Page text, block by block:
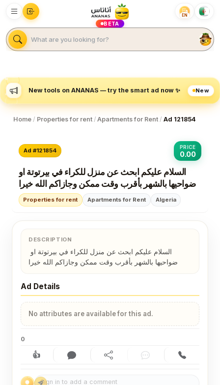
EN
BETA
New tools on ANANAS — try the smart ad now ✨ New
Home / Properties for rent / Apartments for Rent / Ad 121854
Ad #121854
PRICE
0.00
السلام عليكم ابحث عن منزل للكراء في بيرتوتة او
ضواحيها بالشهر بأقرب وقت ممكن وجازاكم الله خيرا
Properties for rent Apartments for Rent Algeria
DESCRIPTION
ضواحيها بالشهر بأقرب وقت ممكن وجازاكم الله خيرا
Ad Details
No attributes are available for this ad.
0
👍
Like (0) Comment (0)Share Chat Contact